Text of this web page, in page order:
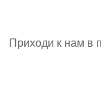
Приходи к нам в